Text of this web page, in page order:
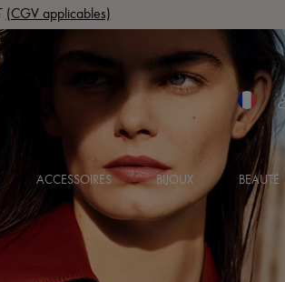
(CGV applicables)
ACCESSOIRES BIJOUX BEAUTÉ